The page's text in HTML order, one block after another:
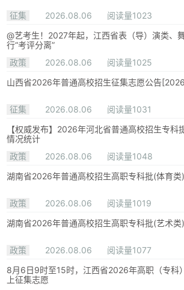
征集 2026.08.06
阅读量1023
@艺考生！2027年起，江西省表（导）演类、
行“考评分离”
政策
2026.08.06
阅读量1025
山西省2026年普通高校招生征集志愿公告
征集 2026.08.06
阅读量1031
【权威发布】2026年河北省普通高校招生专科
情况统计
政策
2026.08.06
阅读量1048
湖南省2026年普通高校招生高职专科批(体育类
政策 2026.08.06
阅读量1019
湖南省2026年普通高校招生高职专科批(艺术类
政策 2026.08.06
阅读量1077
8月6日9时至15时，江西省2026年高职（专科
上征集志愿